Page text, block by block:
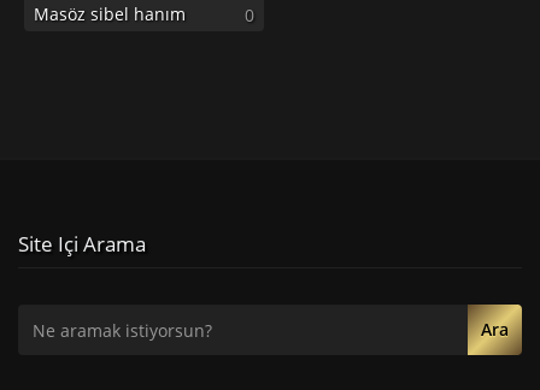
Masöz sibel hanım 0
Site Içi Arama
Ara